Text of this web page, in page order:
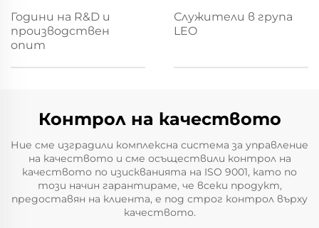
Години на R&D и
производствен
опит
Служители в група
LEO
Контрол на качеството
Ние сме изградили комплексна система за управление
на качеството и сме осъществили контрол на
качеството по изискванията на ISO 9001, като по
този начин гарантираме, че всеки продукт,
предоставян на клиента, е под строг контрол върху
качеството.